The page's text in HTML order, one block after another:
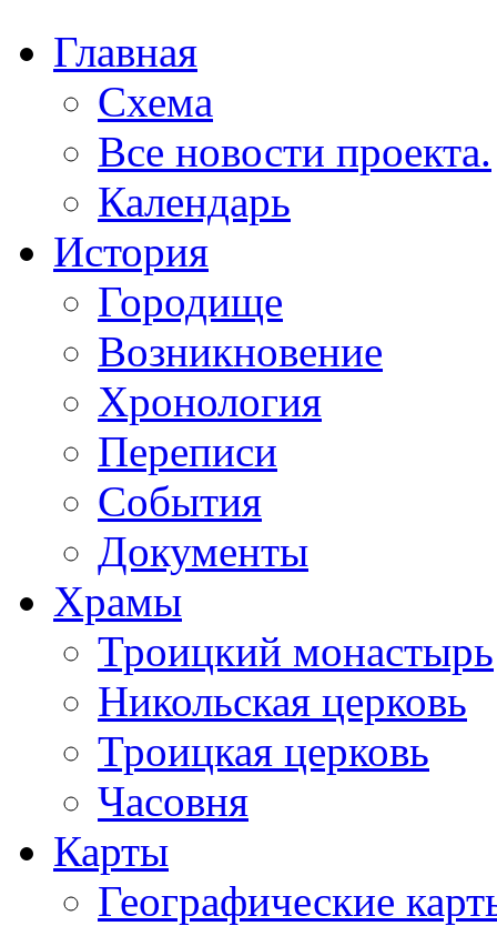
Главная
Схема
Все новости проекта.
Календарь
История
Городище
Возникновение
Хронология
Переписи
События
Документы
Храмы
Троицкий монастырь
Никольская церковь
Троицкая церковь
Часовня
Карты
Географические